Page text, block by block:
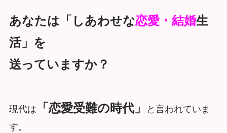
あなたは「しあわせな恋愛・結婚⽣
活」を
送っていますか？
現代は 「恋愛受難の時代」
と⾔われていま
す。